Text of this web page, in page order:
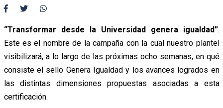
“Transformar desde la Universidad genera igualdad”.
Este es el nombre de la campaña con la cual nuestro plantel
visibilizará, a lo largo de las próximas ocho semanas, en qué
consiste el sello Genera Igualdad y los avances logrados en
las distintas dimensiones propuestas asociadas a esta
certificación.